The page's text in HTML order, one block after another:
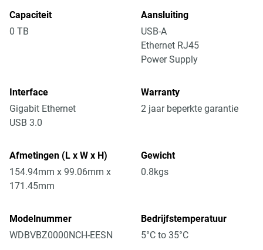
Capaciteit
0 TB
Aansluiting
USB-A
Ethernet RJ45
Power Supply
Interface
Gigabit Ethernet
USB 3.0
Warranty
2 jaar beperkte garantie
Afmetingen (L x W x H)
154.94mm x 99.06mm x
171.45mm
Gewicht
0.8kgs
Modelnummer
WDBVBZ0000NCH-EESN
Bedrijfstemperatuur
5°C to 35°C